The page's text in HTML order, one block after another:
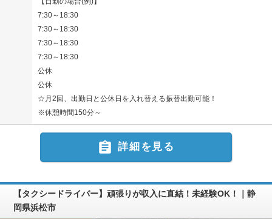
7:30～18:30
7:30～18:30
7:30～18:30
7:30～18:30
公休
公休
☆月2回、出勤日と公休日を入れ替える振替出勤可能！
※休憩時間150分～
 詳細を見る
【タクシードライバー】頑張りが収入に直結！未経験OK！｜静
岡県浜松市